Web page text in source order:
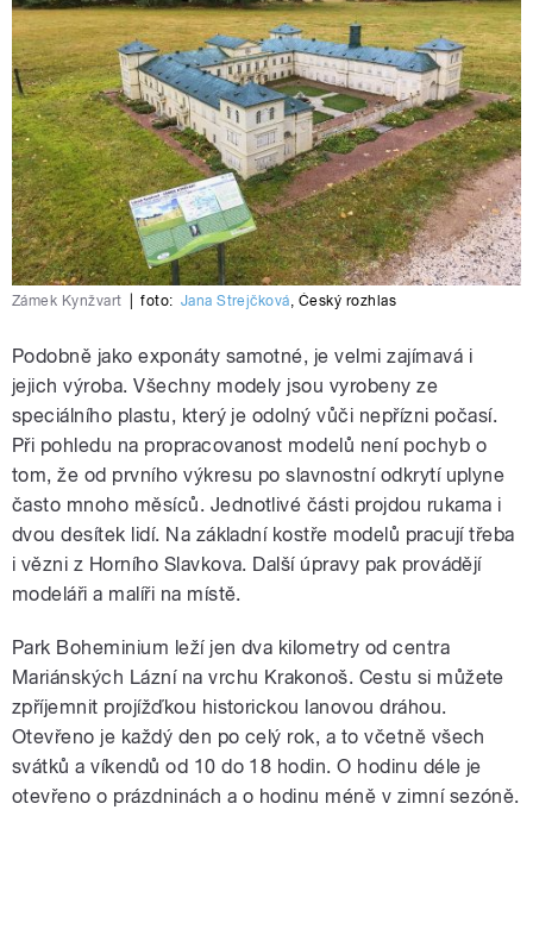
Zámek Kynžvart foto: Jana Strejčková, Český rozhlas
Podobně jako exponáty samotné, je velmi zajímavá i
jejich výroba. Všechny modely jsou vyrobeny ze
speciálního plastu, který je odolný vůči nepřízni počasí.
Při pohledu na propracovanost modelů není pochyb o
tom, že od prvního výkresu po slavnostní odkrytí uplyne
často mnoho měsíců. Jednotlivé části projdou rukama i
dvou desítek lidí. Na základní kostře modelů pracují třeba
i vězni z Horního Slavkova. Další úpravy pak provádějí
modeláři a malíři na místě.
Park Boheminium leží jen dva kilometry od centra
Mariánských Lázní na vrchu Krakonoš. Cestu si můžete
zpříjemnit projížďkou historickou lanovou dráhou.
Otevřeno je každý den po celý rok, a to včetně všech
svátků a víkendů od 10 do 18 hodin. O hodinu déle je
otevřeno o prázdninách a o hodinu méně v zimní sezóně.